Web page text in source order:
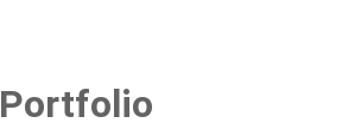
Portfolio